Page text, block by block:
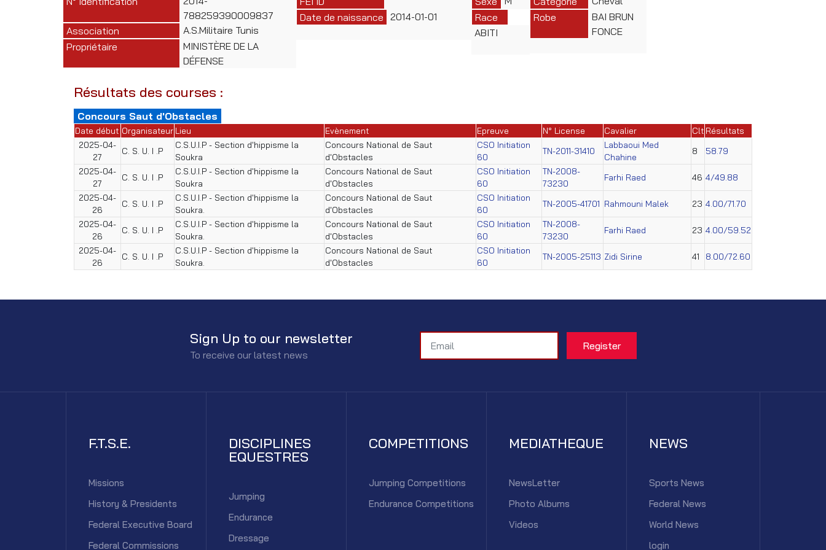
788259390009837
Association
A.S.Militaire Tunis
Propriétaire
MINISTÈRE DE LA
DÉFENSE
Date de naissance 2014-01-01
Race
ABITI
Robe
BAI BRUN
FONCE
Résultats des courses :
Concours Saut d'Obstacles
Date début Organisateur Lieu Evènement Epreuve N° License Cavalier Clt Résultats
2025-04-
27
C. S. U. I .P
C.S.U.I.P - Section d'hippisme la
Soukra
Concours National de Saut
d'Obstacles
CSO Initiation
60
TN-2011-31410
Labbaoui Med
Chahine
8 58.79
2025-04-
27
C. S. U. I .P
C.S.U.I.P - Section d'hippisme la
Soukra
Concours National de Saut
d'Obstacles
CSO Initiation
60
TN-2008-
73230
Farhi Raed 46 4/49.88
2025-04-
26
C. S. U. I .P
C.S.U.I.P - Section d'hippisme la
Soukra.
Concours National de Saut
d'Obstacles
CSO Initiation
60
TN-2005-41701 Rahmouni Malek 23 4.00/71.70
2025-04-
26
C. S. U. I .P
C.S.U.I.P - Section d'hippisme la
Soukra.
Concours National de Saut
d'Obstacles
CSO Initiation
60
TN-2008-
73230
Farhi Raed 23 4.00/59.52
2025-04-
26
C. S. U. I .P
C.S.U.I.P - Section d'hippisme la
Soukra.
Concours National de Saut
d'Obstacles
CSO Initiation
60
TN-2005-25113 Zidi Sirine 41 8.00/72.60
Sign Up to our newsletter
To receive our latest news
F.T.S.E.
Missions
History & Presidents
Federal Executive Board
Federal Commissions
DISCIPLINES
EQUESTRES
Jumping
Endurance
Dressage
COMPETITIONS
Jumping Competitions
Endurance Competitions
MEDIATHEQUE
NewsLetter
Photo Albums
Videos
NEWS
Sports News
Federal News
World News
login